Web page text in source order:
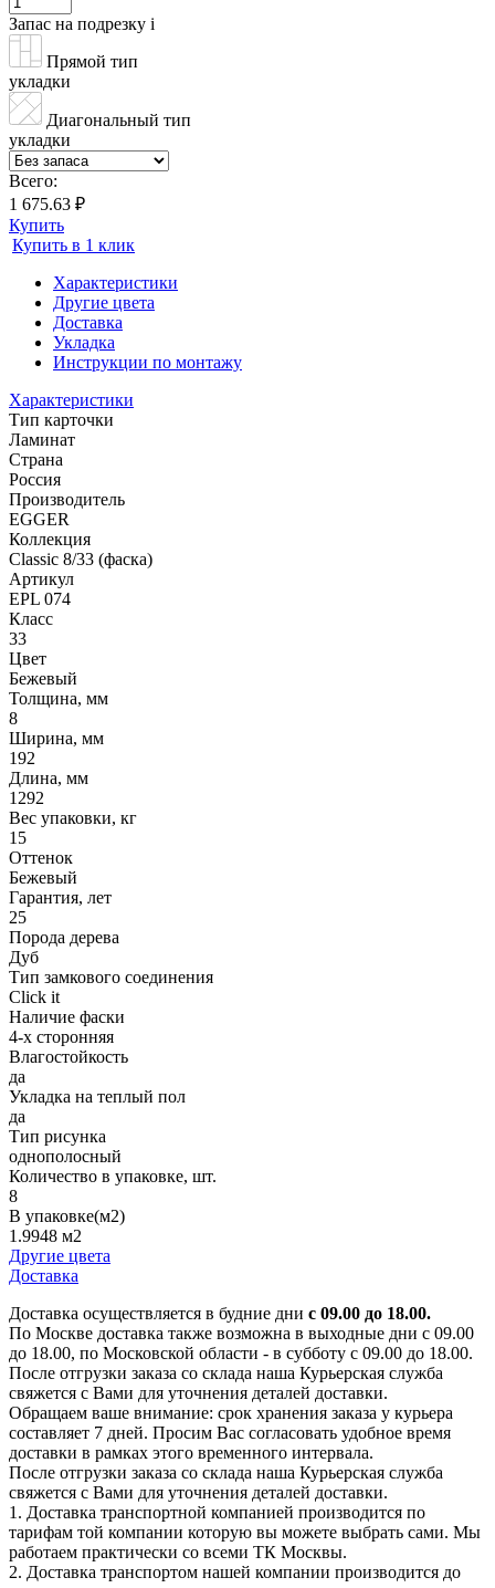
Запас на подрезку i
Прямой тип
укладки
Диагональный тип
укладки
Всего:
1 675.63 ₽
Купить
Купить в 1 клик
Характеристики
Другие цвета
Доставка
Укладка
Инструкции по монтажу
Характеристики
Тип карточки
Ламинат
Страна
Россия
Производитель
EGGER
Коллекция
Classic 8/33 (фаска)
Артикул
EPL 074
Класс
33
Цвет
Бежевый
Толщина, мм
8
Ширина, мм
192
Длина, мм
1292
Вес упаковки, кг
15
Оттенок
Бежевый
Гарантия, лет
25
Порода дерева
Дуб
Тип замкового соединения
Click it
Наличие фаски
4-х сторонняя
Влагостойкость
да
Укладка на теплый пол
да
Тип рисунка
однополосный
Количество в упаковке, шт.
8
В упаковке(м2)
1.9948 м2
Другие цвета
Доставка
Доставка осуществляется в будние дни с 09.00 до 18.00.
По Москве доставка также возможна в выходные дни с 09.00
до 18.00, по Московской области - в субботу с 09.00 до 18.00.
После отгрузки заказа со склада наша Курьерская служба
свяжется с Вами для уточнения деталей доставки.
Обращаем ваше внимание: срок хранения заказа у курьера
составляет 7 дней. Просим Вас согласовать удобное время
доставки в рамках этого временного интервала.
После отгрузки заказа со склада наша Курьерская служба
свяжется с Вами для уточнения деталей доставки.
1. Доставка транспортной компанией производится по
тарифам той компании которую вы можете выбрать сами. Мы
работаем практически со всеми ТК Москвы.
2. Доставка транспортом нашей компании производится до